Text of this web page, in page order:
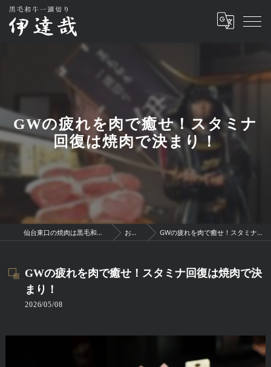
GWの疲れを肉で癒せ！スタミナ
回復は焼肉で決まり！
仙台東口の焼肉は黒毛和牛一頭切り 伊達哉 お知らせ GWの疲れを肉で癒せ！スタミナ回復は焼肉で決まり！
GWの疲れを肉で癒せ！スタミナ回復は焼肉で決
まり！
2026/05/08